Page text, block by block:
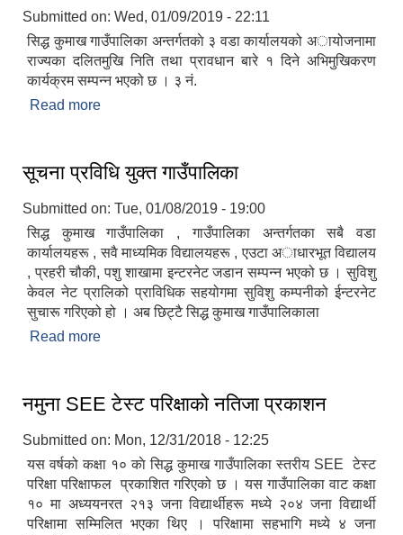
Submitted on: Wed, 01/09/2019 - 22:11
सिद्ध कुमाख गाउँपालिका अन्तर्गतकाे ३ वडा कार्यालयको अायोजनामा
राज्यका दलितमुखि निति तथा प्रावधान बारे १ दिने अभिमुखिकरण
कार्यक्रम सम्पन्न भएको छ । ३ नं.
Read more
सूचना प्रविधि युक्त गाउँपालिका
Submitted on: Tue, 01/08/2019 - 19:00
सिद्ध कुमाख गाउँपालिका , गाउँपालिका अन्तर्गतका सबै वडा
कार्यालयहरू , सवै माध्यमिक विद्यालयहरू , एउटा अाधारभूत विद्यालय
, प्रहरी चौकी, पशु शाखामा इन्टरनेट जडान सम्पन्न भएको छ । सुविशु
केवल नेट प्रालिको प्राविधिक सहयोगमा सुविशु कम्पनीको ईन्टरनेट
सुचारू गरिएको हो । अब छिट्टै सिद्ध कुमाख गाउँपालिकाला
Read more
नमुना SEE टेस्ट परिक्षाको नतिजा प्रकाशन
Submitted on: Mon, 12/31/2018 - 12:25
यस वर्षको कक्षा १० काे सिद्ध कुमाख गाउँपालिका स्तरीय SEE टेस्ट
परिक्षा परिक्षाफल प्रकाशित गरिएको छ । यस गाउँपालिका वाट कक्षा
१० मा अध्ययनरत २१३ जना विद्यार्थीहरू मध्ये २०४ जना विद्यार्थी
परिक्षामा सम्मिलित भएका थिए । परिक्षामा सहभागि मध्ये ४ जना